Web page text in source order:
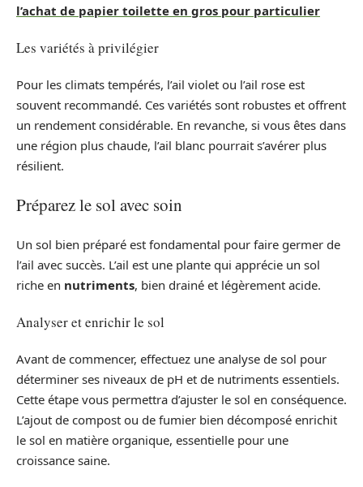
l’achat de papier toilette en gros pour particulier
Les variétés à privilégier
Pour les climats tempérés, l’ail violet ou l’ail rose est
souvent recommandé. Ces variétés sont robustes et offrent
un rendement considérable. En revanche, si vous êtes dans
une région plus chaude, l’ail blanc pourrait s’avérer plus
résilient.
Préparez le sol avec soin
Un sol bien préparé est fondamental pour faire germer de
l’ail avec succès. L’ail est une plante qui apprécie un sol
riche en nutriments, bien drainé et légèrement acide.
Analyser et enrichir le sol
Avant de commencer, effectuez une analyse de sol pour
déterminer ses niveaux de pH et de nutriments essentiels.
Cette étape vous permettra d’ajuster le sol en conséquence.
L’ajout de compost ou de fumier bien décomposé enrichit
le sol en matière organique, essentielle pour une
croissance saine.